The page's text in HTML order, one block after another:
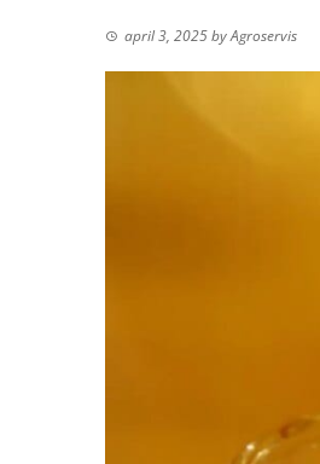
april 3, 2025byAgroservis